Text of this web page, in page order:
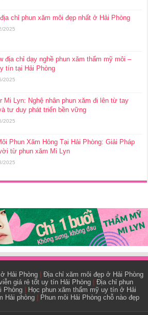
chỉ phun xăm môi đẹp nhất ở Hải Phòng
2025
địa chỉ dạy nghề phun xăm thẩm mỹ môi –
tín tại Hải Phòng
2025
Mi Lyn: Nghệ nhân phun xăm đi lên từ tay
tư duy phát triển bền vững
2025
Phun Xăm Hỏng Tại Hải Phòng: Giải Pháp
từ phun xăm Mi Lyn
2025
Hải Phòng |Địa chỉ xăm môi đẹp ở Hải Phòng
giá rẻ tốt uy tín Hải Phòng |Địa chỉ phun
Phòng
Học phun xăm thẩm mỹ uy tín ở Hải
Hải phòng Phun môi Hải Phòng chỗ nào đẹp